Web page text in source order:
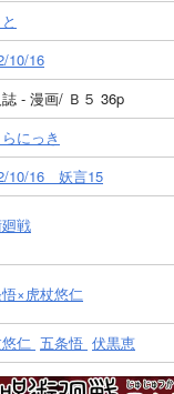
10/16
- 漫画/ Ｂ５ 36p
にっき
10/16 妖言15
戦
×虎杖悠仁
仁 五条悟 伏黒恵